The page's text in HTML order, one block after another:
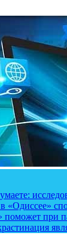
«Одиссее»
поможет при